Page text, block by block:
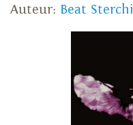
Auteur: Beat Sterchi